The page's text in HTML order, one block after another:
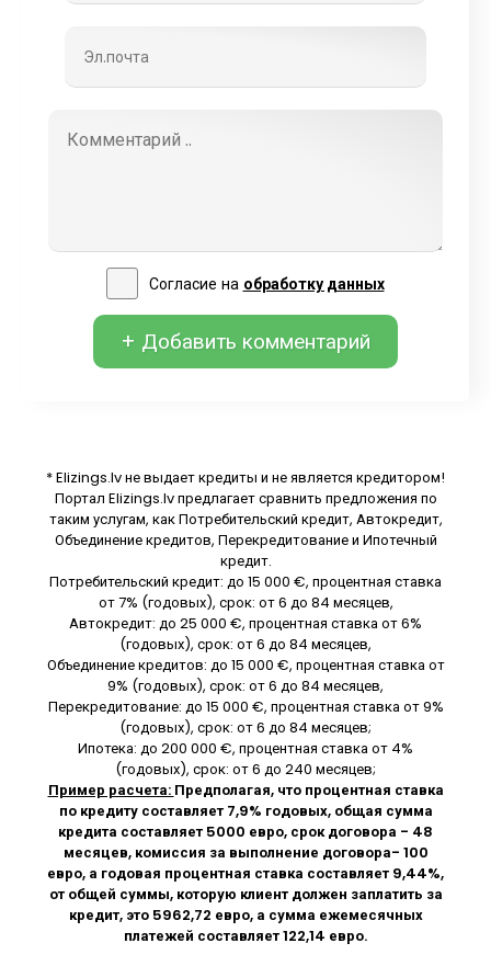
Согласие на обработку данных
+ Добавить комментарий
* Elizings.lv не выдает кредиты и не является кредитором!
Портал Elizings.lv предлагает сравнить предложения по
таким услугам, как Потребительский кредит, Автокредит,
Объединение кредитов, Перекредитование и Ипотечный
кредит.
Потребительский кредит: до 15 000 €, процентная ставка
от 7% (годовых), срок: от 6 до 84 месяцев,
Автокредит: до 25 000 €, процентная ставка от 6%
(годовых), срок: от 6 до 84 месяцев,
Объединение кредитов: до 15 000 €, процентная ставка от
9% (годовых), срок: от 6 до 84 месяцев,
Перекредитование: до 15 000 €, процентная ставка от 9%
(годовых), срок: от 6 до 84 месяцев;
Ипотека: до 200 000 €, процентная ставка от 4%
(годовых), срок: от 6 до 240 месяцев;
Пример расчета: Предполагая, что процентная ставка
по кредиту составляет 7,9% годовых, общая сумма
кредита составляет 5000 евро, срок договора - 48
месяцев, комиссия за выполнение договора- 100
евро, а годовая процентная ставка составляет 9,44%,
от общей суммы, которую клиент должен заплатить за
кредит, это 5962,72 евро, а сумма ежемесячных
платежей составляет 122,14 евро.